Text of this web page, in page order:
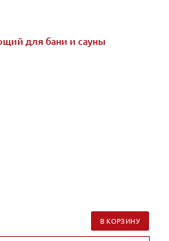
для бани и сауны
В КОРЗИНУ